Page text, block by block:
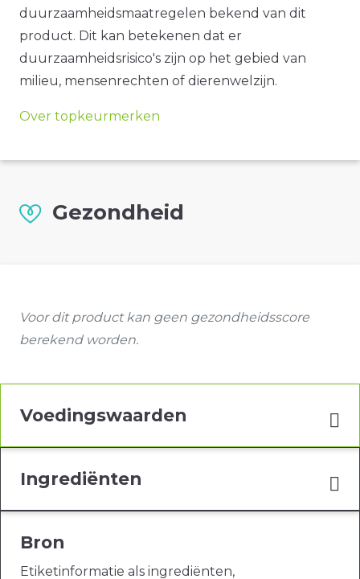
duurzaamheidsmaatregelen bekend van dit
product. Dit kan betekenen dat er
duurzaamheidsrisico's zijn op het gebied van
milieu, mensenrechten of dierenwelzijn.
Over topkeurmerken
Gezondheid
Voor dit product kan geen gezondheidsscore
berekend worden.
Voedingswaarden
Ingrediënten
Bron
Etiketinformatie als ingrediënten,